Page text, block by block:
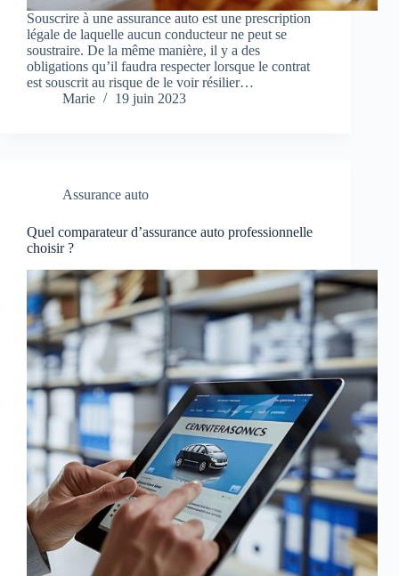
Souscrire à une assurance auto est une prescription
légale de laquelle aucun conducteur ne peut se
soustraire. De la même manière, il y a des
obligations qu’il faudra respecter lorsque le contrat
est souscrit au risque de le voir résilier…
Marie
19 juin 2023
Assurance auto
Quel comparateur d’assurance auto professionnelle
choisir ?